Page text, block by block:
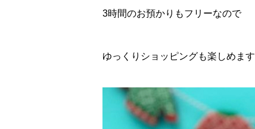
3時間のお預かりもフリーなので
ゆっくりショッピングも楽しめます